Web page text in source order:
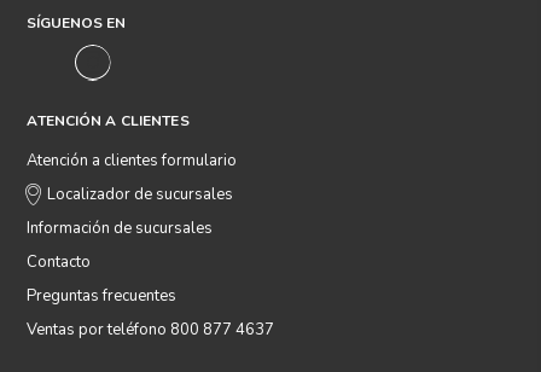
SÍGUENOS EN
ATENCIÓN A CLIENTES
Atención a clientes formulario
Localizador de sucursales
Información de sucursales
Contacto
Preguntas frecuentes
Ventas por teléfono 800 877 4637